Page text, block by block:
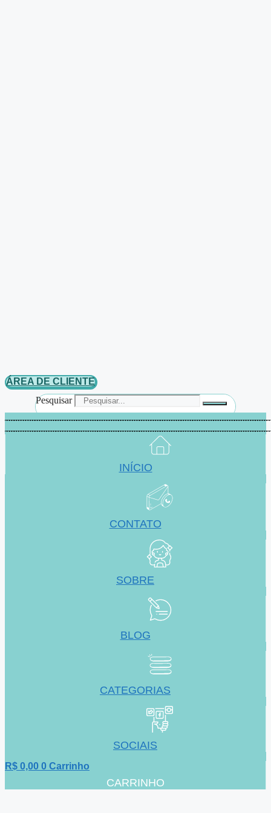
ÁREA DE CLIENTE
Pesquisar
INÍCIO
CONTATO
SOBRE
BLOG
CATEGORIAS
SOCIAIS
R$ 0,00 0 Carrinho
CARRINHO